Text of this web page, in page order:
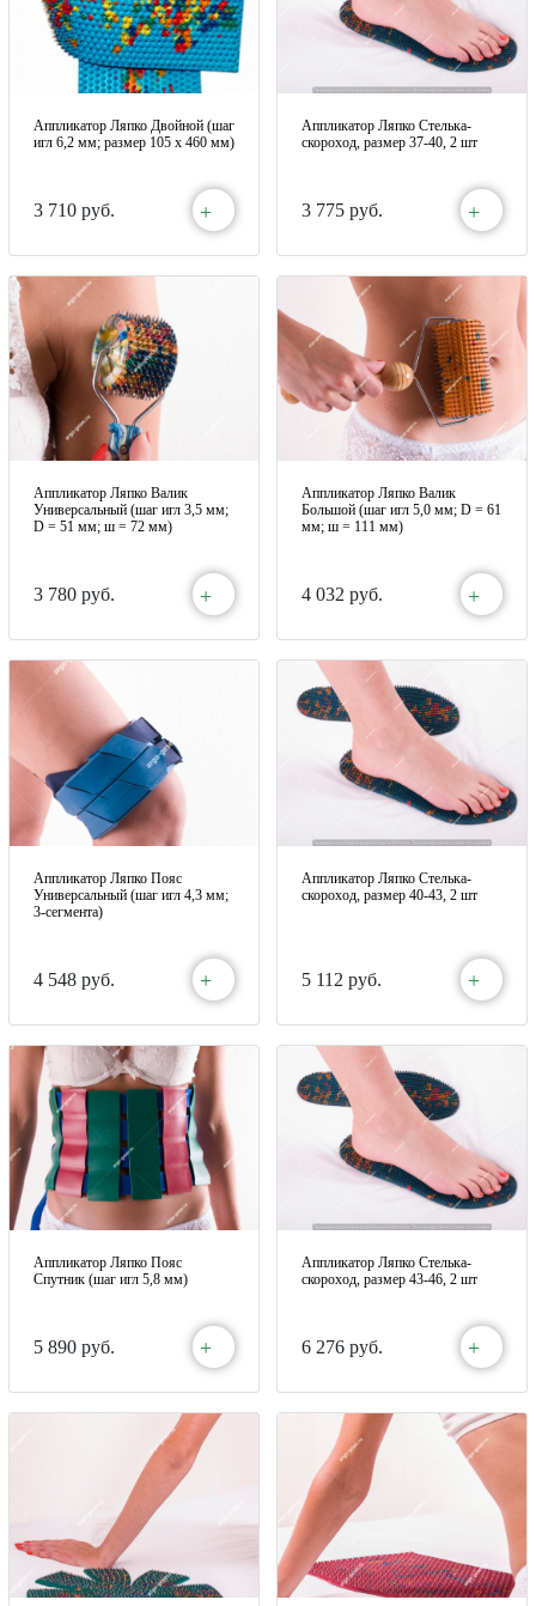
Аппликатор Ляпко Двойной (шаг
игл 6,2 мм; размер 105 х 460 мм)
3 710 руб. +
Аппликатор Ляпко Стелька-
скороход, размер 37-40, 2 шт
3 775 руб. +
Аппликатор Ляпко Валик
Универсальный (шаг игл 3,5 мм;
D = 51 мм; ш = 72 мм)
3 780 руб. +
Аппликатор Ляпко Валик
Большой (шаг игл 5,0 мм; D = 61
мм; ш = 111 мм)
4 032 руб. +
Аппликатор Ляпко Пояс
Универсальный (шаг игл 4,3 мм;
3-сегмента)
4 548 руб. +
Аппликатор Ляпко Стелька-
скороход, размер 40-43, 2 шт
5 112 руб. +
Аппликатор Ляпко Пояс
Спутник (шаг игл 5,8 мм)
5 890 руб. +
Аппликатор Ляпко Стелька-
скороход, размер 43-46, 2 шт
6 276 руб. +